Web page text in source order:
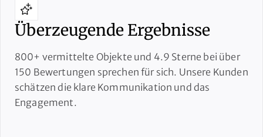
Überzeugende Ergebnisse
800+ vermittelte Objekte und 4.9 Sterne bei über
150 Bewertungen sprechen für sich. Unsere Kunden
schätzen die klare Kommunikation und das
Engagement.